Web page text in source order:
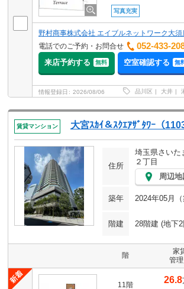
写真充実
野村商事株式会社 エイブルネットワーク大須
電話でのご予約・お問合せ
052-433-
来店予約する 無料 空室確認する 無
情報登録日 2026/08/06 品川区 大井
賃貸マンション 大宮ｽｶｲ＆ｽｸｴｱｻﾞﾀﾜｰ（1103
住所
埼玉県さいた
２丁目
周辺地
築年 2024年05月（
階建 28階建 (地下
階
家
管
11階 26.8